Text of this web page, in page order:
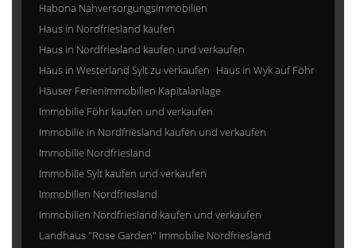
Habona Nahversorgungsimmobilien
Haus in Nordfriesland kaufen
Haus in Nordfriesland kaufen und verkaufen
Haus in Westerland Sylt zu verkaufen Haus in Wyk auf Föhr
Häuser Ferienimmobilien Kapitalanlage
Immobilie Föhr kaufen und verkaufen
Immobilie in Nordfriesland kaufen und verkaufen
Immobilie Nordfriesland
Immobilie Sylt kaufen und verkaufen
Immobilien Nordfriesland
Immobilien Nordfriesland kaufen und verkaufen
Landhaus "Rose Garden" Immobilie Nordfriesland